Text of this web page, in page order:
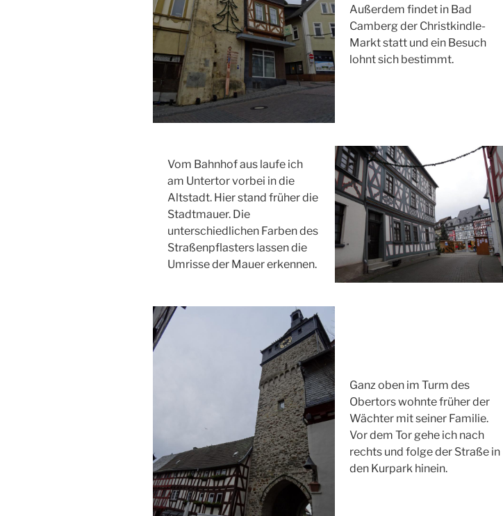
Außerdem findet in Bad
Camberg der Christkindle-
Markt statt und ein Besuch
lohnt sich bestimmt.
Vom Bahnhof aus laufe ich
am Untertor vorbei in die
Altstadt. Hier stand früher die
Stadtmauer. Die
unterschiedlichen Farben des
Straßenpflasters lassen die
Umrisse der Mauer erkennen.
Ganz oben im Turm des
Obertors wohnte früher der
Wächter mit seiner Familie.
Vor dem Tor gehe ich nach
rechts und folge der Straße in
den Kurpark hinein.